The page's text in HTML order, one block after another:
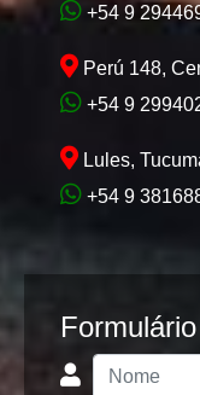
+54 9
Perú 148,
+54 9
Lules,
+54 9